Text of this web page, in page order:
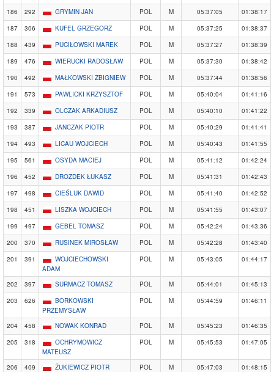
186
292 GRYMIN JAN POL M 05:37:05
01:38:17
187
306 KUFEL GRZEGORZ POL M 05:37:25
01:38:37
188
439 PUCIŁOWSKI MAREK POL M 05:37:27
01:38:39
189
476 WIERUCKI RADOSŁAW POL M 05:37:30
01:38:42
190
492 MAŁKOWSKI ZBIGNIEW POL M 05:37:44
01:38:56
191
573 PAWLICKI KRZYSZTOF POL M 05:40:04
01:41:16
192
339 OLCZAK ARKADIUSZ POL M 05:40:10
01:41:22
193
387 JANCZAK PIOTR POL M 05:40:29
01:41:41
194
493 LICAU WOJCIECH POL M 05:40:43
01:41:55
195
561 OSYDA MACIEJ POL M 05:41:12
01:42:24
196
452 DROZDEK ŁUKASZ POL M 05:41:31
01:42:43
197
498 CIEŚLUK DAWID POL M 05:41:40
01:42:52
198
451 LISZKA WOJCIECH POL M 05:41:55
01:43:07
199
497 GEBEL TOMASZ POL M 05:42:24
01:43:36
200
370 RUSINEK MIROSŁAW POL M 05:42:28
01:43:40
201
391
WOJCIECHOWSKI
ADAM
POL M 05:43:05 01:44:17
202 397 SURMACZ TOMASZ POL M 05:44:01
01:45:13
203
626
BORKOWSKI
PRZEMYSŁAW
POL M 05:44:59 01:46:11
204 458 NOWAK KONRAD POL M 05:45:23
01:46:35
205
318
OCHRYMOWICZ
MATEUSZ
POL M 05:45:53 01:47:05
206 409 ŻUKIEWICZ PIOTR POL M 05:47:03
01:48:15